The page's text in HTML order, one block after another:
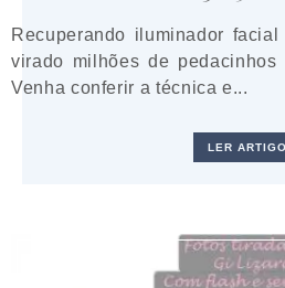
Recuperando iluminador
virado milhões de
Venha conferir a técnica e...
LER ARTIGO